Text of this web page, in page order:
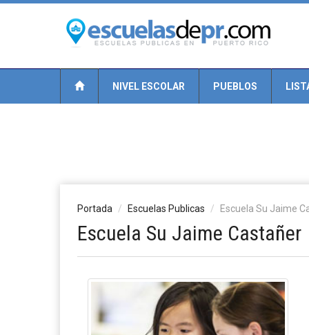
NIVEL ESCOLAR PUEBLOS
Portada Escuelas Publicas Escuela Su Jaime
Escuela Su Jaime Castañer